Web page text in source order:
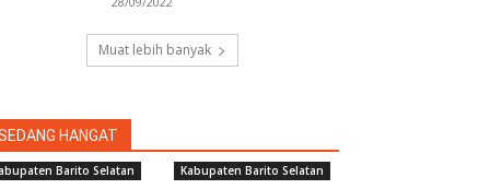
Muat lebih banyak
HANGAT
Barito Selatan Kabupaten Barito Selatan